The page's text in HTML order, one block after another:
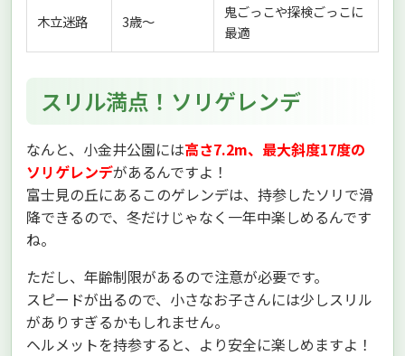
木立迷路 3歳〜
鬼ごっこや探検ごっこに
最適
スリル満点！ソリゲレンデ
なんと、小金井公園には高さ7.2m、最大斜度17度の
ソリゲレンデがあるんですよ！
富士見の丘にあるこのゲレンデは、持参したソリで滑
降できるので、冬だけじゃなく一年中楽しめるんです
ね。
ただし、年齢制限があるので注意が必要です。
スピードが出るので、小さなお子さんには少しスリル
がありすぎるかもしれません。
ヘルメットを持参すると、より安全に楽しめますよ！